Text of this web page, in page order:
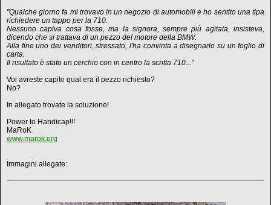
"Qualche giorno fa mi trovavo in un negozio di automobili e ho sentito una tipa
richiedere un tappo per la 710.
Nessuno capiva cosa fosse, ma la signora, sempre più agitata, insisteva,
dicendo che si trattava di un pezzo del motore della BMW.
Alla fine uno dei venditori, stressato, l'ha convinta a disegnarlo su un foglio di
carta.
Il risultato è stato un cerchio con in centro la scritta 710..."
Voi avreste capito qual era il pezzo richiesto?
No?
In allegato trovate la soluzione!
Power to Handicap!!!
MaRoK
www.marok.org
Immagini allegate: